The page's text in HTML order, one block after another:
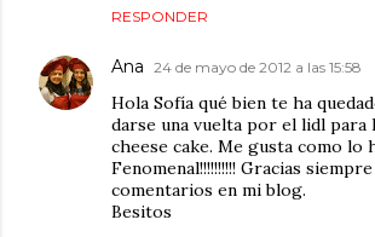
RESPONDER
Ana 24 de mayo de 2012 a las 15:58
Hola Sofía qué bien te ha
darse una vuelta por el lidl para
cheese cake. Me gusta como lo
Fenomenal!!!!!!!!!! Gracias
comentarios en mi blog.
Besitos